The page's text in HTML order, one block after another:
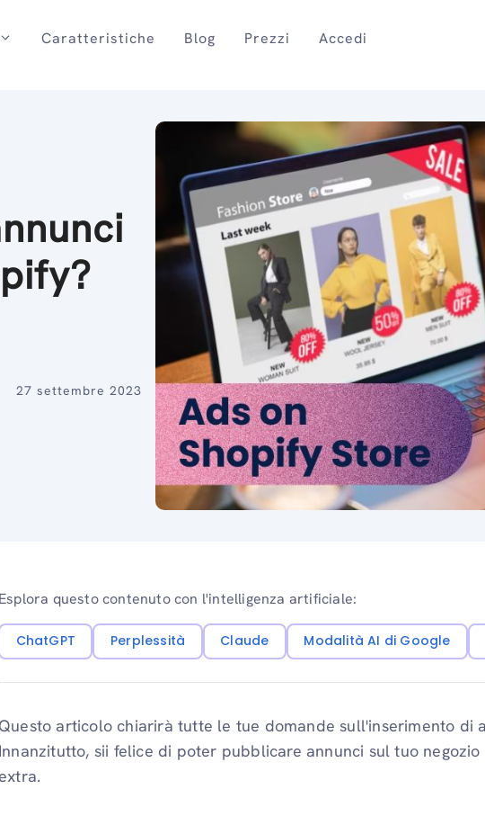
Caratteristiche Blog Prezzi Accedi
27 settembre 2023
Esplora questo contenuto con l'intelligenza artificiale:
ChatGPT Perplessità Claude Modalità AI di Google
Questo articolo chiarirà tutte le tue domande sull'inserimento di
Innanzitutto, sii felice di poter pubblicare annunci sul tuo
extra.